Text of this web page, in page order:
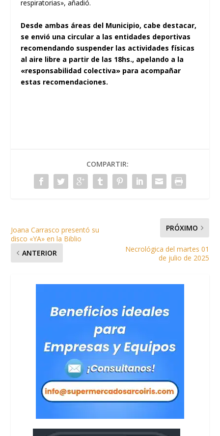
respiratorias», añadió.
Desde ambas áreas del Municipio, cabe destacar,
se envió una circular a las entidades deportivas
recomendando suspender las actividades físicas
al aire libre a partir de las 18hs., apelando a la
«responsabilidad colectiva» para acompañar
estas recomendaciones.
COMPARTIR:
Joana Carrasco presentó su
disco «YA» en la Biblio
ANTERIOR
PRÓXIMO
Necrológica del martes 01
de julio de 2025